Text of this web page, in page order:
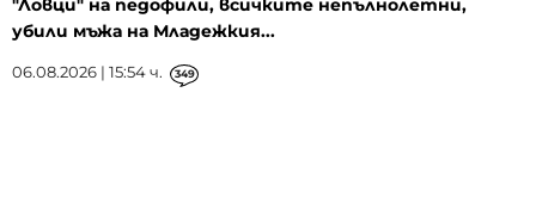
"Ловци" на педофили, всичките непълнолетни,
убили мъжа на Младежкия...
06.08.2026 | 15:54 ч. 349